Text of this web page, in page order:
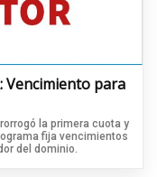
Vencimiento para
la primera cuota y
fija vencimientos
del dominio.